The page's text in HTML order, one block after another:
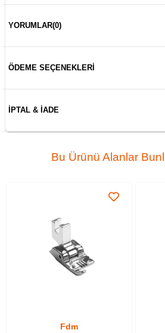
YORUMLAR(0)
ÖDEME SEÇENEKLERI
İPTAL & İADE
Bu Ürünü Alanlar
Fdm